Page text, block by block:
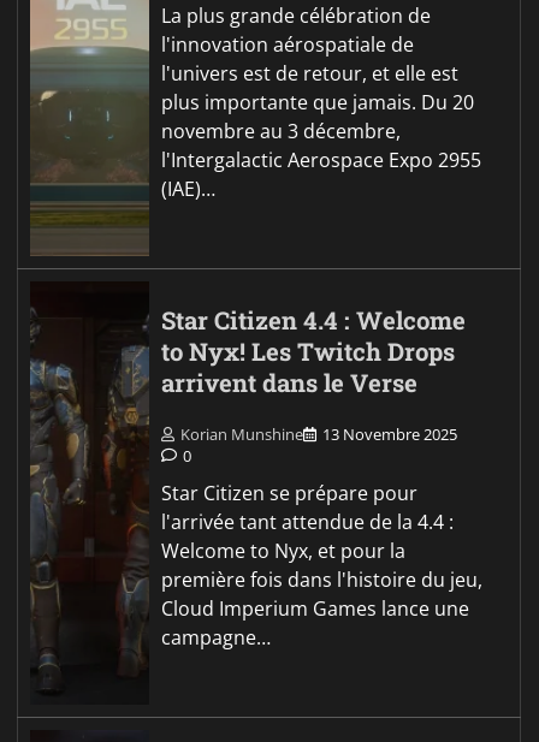
La plus grande célébration de
l'innovation aérospatiale de
l'univers est de retour, et elle est
plus importante que jamais. Du 20
novembre au 3 décembre,
l'Intergalactic Aerospace Expo 2955
(IAE)…
Star Citizen 4.4 : Welcome
to Nyx! Les Twitch Drops
arrivent dans le Verse
Korian Munshine
13 Novembre 2025
0
Star Citizen se prépare pour
l'arrivée tant attendue de la 4.4 :
Welcome to Nyx, et pour la
première fois dans l'histoire du jeu,
Cloud Imperium Games lance une
campagne…